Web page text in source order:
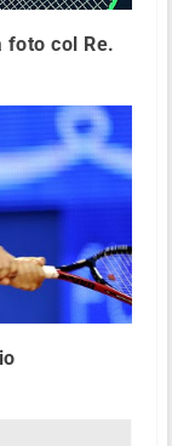
foto col Re.